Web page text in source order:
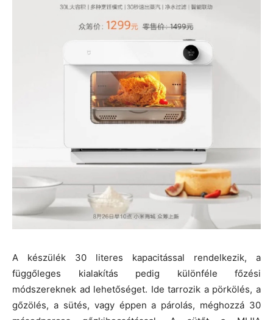
A készülék 30 literes kapacitással rendelkezik, a
függőleges kialakítás pedig különféle főzési
módszereknek ad lehetőséget. Ide tarrozik a pörkölés, a
gőzölés, a sütés, vagy éppen a párolás, méghozzá 30